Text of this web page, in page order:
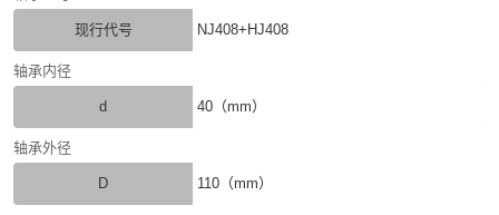
现行代号 NJ408+HJ408
轴承内径
d 40（mm）
轴承外径
D 110（mm）